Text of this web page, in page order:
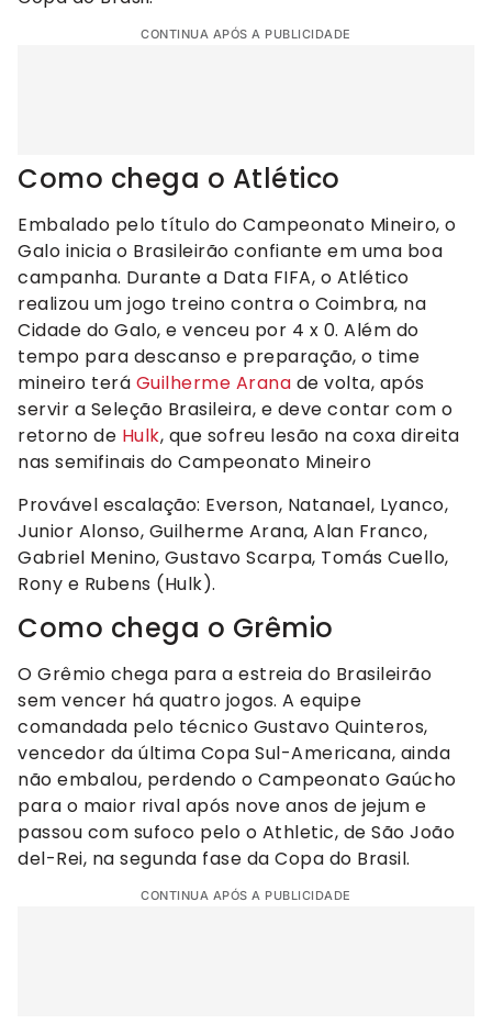
CONTINUA APÓS A PUBLICIDADE
Como chega o Atlético
Embalado pelo título do Campeonato Mineiro, o
Galo inicia o Brasileirão confiante em uma boa
campanha. Durante a Data FIFA, o Atlético
realizou um jogo treino contra o Coimbra, na
Cidade do Galo, e venceu por 4 x 0. Além do
tempo para descanso e preparação, o time
mineiro terá Guilherme Arana de volta, após
servir a Seleção Brasileira, e deve contar com o
retorno de Hulk, que sofreu lesão na coxa direita
nas semifinais do Campeonato Mineiro
Provável escalação: Everson, Natanael, Lyanco,
Junior Alonso, Guilherme Arana, Alan Franco,
Gabriel Menino, Gustavo Scarpa, Tomás Cuello,
Rony e Rubens (Hulk).
Como chega o Grêmio
O Grêmio chega para a estreia do Brasileirão
sem vencer há quatro jogos. A equipe
comandada pelo técnico Gustavo Quinteros,
vencedor da última Copa Sul-Americana, ainda
não embalou, perdendo o Campeonato Gaúcho
para o maior rival após nove anos de jejum e
passou com sufoco pelo o Athletic, de São João
del-Rei, na segunda fase da Copa do Brasil.
CONTINUA APÓS A PUBLICIDADE